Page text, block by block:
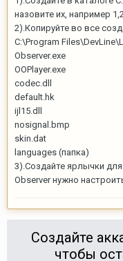
назовите их, например
2).Копируйте во все
C:\Program
Observer.exe
OOPlayer.exe
codec.dll
default.hk
ijl15.dll
nosignal.bmp
skin.dat
languages (папка)
3).Создайте ярлычки
Observer нужно
Создайте
чтобы